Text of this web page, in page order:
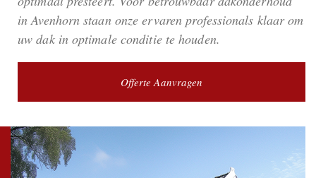
in Avenhorn staan onze ervaren professionals klaar om
uw dak in optimale conditie te houden.
Offerte Aanvragen